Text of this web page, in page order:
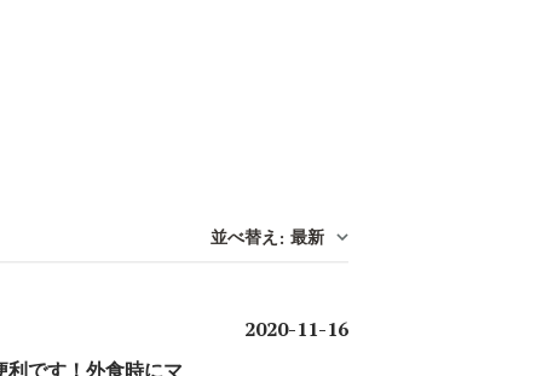
並べ替え : 最新
です！外食時にマ
公
2020-11-16